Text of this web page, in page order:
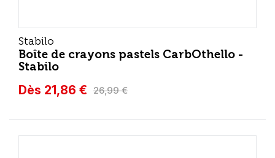
Stabilo
Boîte de crayons pastels CarbOthello -
Stabilo
Dès 21,86 € 26,99 €